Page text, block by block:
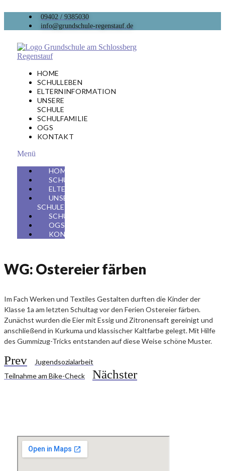
09402 / 9385030
info@grundschule-regenstauf.de
HOME
SCHULLEBEN
ELTERNINFORMATION
UNSERE
SCHULE
SCHULFAMILIE
OGS
KONTAKT
Menü
HOME
SCHULLEBEN
ELTERNINFORMATION
UNSERE
SCHULE
SCHULFAMILIE
OGS
KONTAKT
WG: Ostereier färben
Im Fach Werken und Textiles Gestalten durften die Kinder der
Klasse 1a am letzten Schultag vor den Ferien Ostereier färben.
Zunächst wurden die Eier mit Essig und Zitronensaft gereinigt und
anschließend in Kurkuma und klassischer Kaltfarbe gelegt. Mit Hilfe
des Gummizug-Tricks entstanden auf diese Weise schöne Muster.
Prev
Jugendsozialarbeit
Teilnahme am Bike-Check
Nächster